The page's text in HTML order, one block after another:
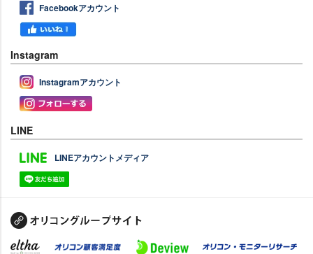
Facebookアカウント
Instagram
Instagramアカウント
LINE
LINEアカウントメディア